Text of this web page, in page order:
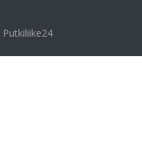
Putkiliike24